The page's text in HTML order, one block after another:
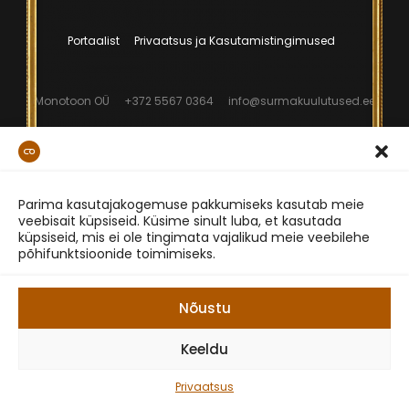
Parima kasutajakogemuse pakkumiseks kasutab meie
veebisait küpsiseid. Küsime sinult luba, et kasutada
küpsiseid, mis ei ole tingimata vajalikud meie veebilehe
põhifunktsioonide toimimiseks.
Nõustu
Keeldu
Privaatsus
Portaalist Privaatsus ja Kasutamistingimused
Monotoon OÜ +372 5567 0364 info@surmakuulutused.ee